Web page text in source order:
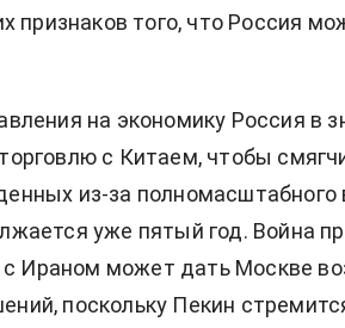
признаков того, что Россия
на экономику Россия в
с Китаем, чтобы
из-за полномасштабного
уже пятый год. Война
Ираном может дать Москве
поскольку Пекин